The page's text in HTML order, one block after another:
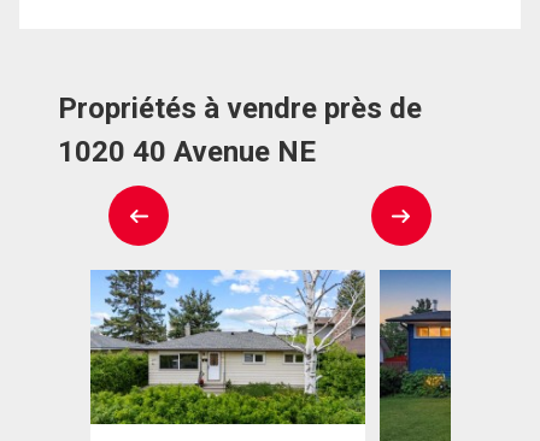
Propriétés à vendre près de
1020 40 Avenue NE